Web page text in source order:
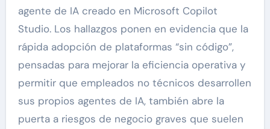
agente de IA creado en Microsoft Copilot
Studio. Los hallazgos ponen en evidencia que la
rápida adopción de plataformas “sin código”,
pensadas para mejorar la eficiencia operativa y
permitir que empleados no técnicos desarrollen
sus propios agentes de IA, también abre la
puerta a riesgos de negocio graves que suelen